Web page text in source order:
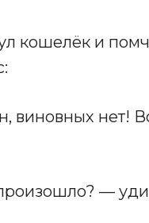
кошелёк и
виновных нет!
—